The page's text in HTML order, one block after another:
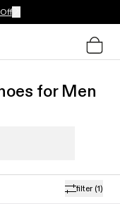
for Men
filter (1)